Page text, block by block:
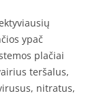
ypač
plačiai
teršalus,
nitratus,